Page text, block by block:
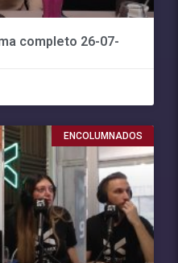
completo 26-07-
ENCOLUMNADOS